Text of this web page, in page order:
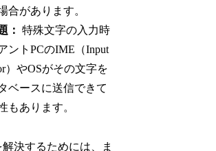
合があります。
： 特殊文字の入力時
ントPCのIME（Input
）やOSがその文字を
ベースに送信できて
もあります。
決するためには、ま